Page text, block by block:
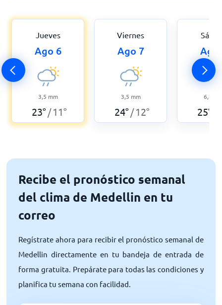
Jueves
Ago 6
3,5 mm
23° / 11°
Viernes
Ago 7
3,5 mm
24° / 12°
Ago
6,8
25°
Recibe el pronóstico semanal
del clima de Medellin en tu
correo
Regístrate ahora para recibir el pronóstico semanal de
Medellin directamente en tu bandeja de entrada de
forma gratuita. Prepárate para todas las condiciones y
planifica tu semana con facilidad.